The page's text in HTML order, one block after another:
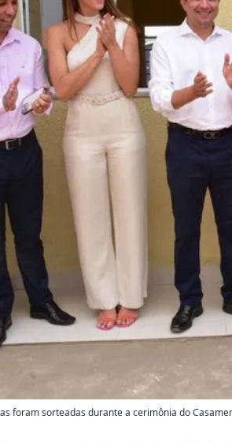
foram sorteadas durante a cerimônia do